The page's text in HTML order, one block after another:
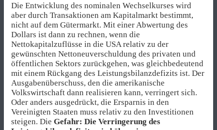
Die Entwicklung des nominalen Wechselkurses wird
aber durch Transaktionen am Kapitalmarkt bestimmt,
nicht auf dem Gütermarkt. Mit einer Abwertung des
Dollars ist dann zu rechnen, wenn die
Nettokapitalzuflüsse in die USA relativ zu der
gewünschten Nettoneuverschuldung des privaten und
öffentlichen Sektors zurückgehen, was gleichbedeutend
mit einem Rückgang des Leistungsbilanzdefizits ist. Der
Ausgabenüberschuss, den die amerikanische
Volkswirtschaft dann realisieren kann, verringert sich.
Oder anders ausgedrückt, die Ersparnis in den
Vereinigten Staaten muss relativ zu den Investitionen
steigen. Die Gefahr: Die Verringerung des